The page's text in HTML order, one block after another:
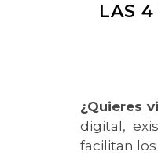
LAS
¿Quieres
digital,
facilitan